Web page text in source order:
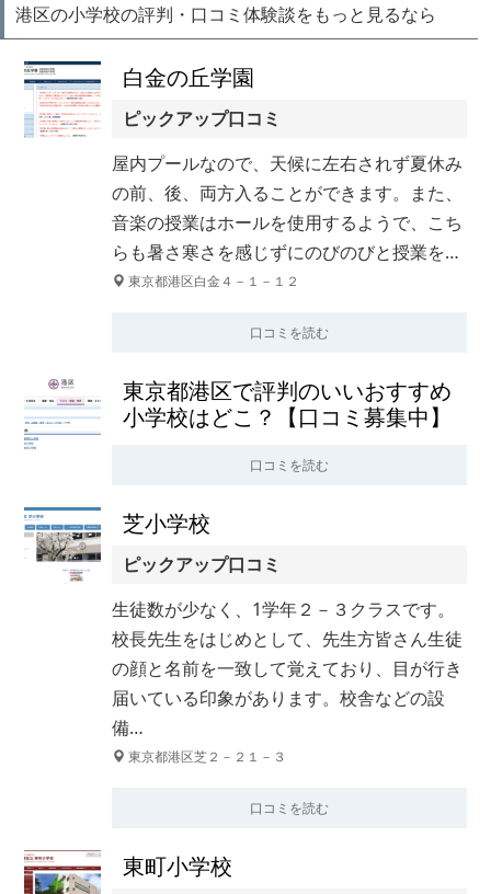
港区の小学校の評判・口コミ体験談をもっと見るなら
白金の丘学園
ピックアップ口コミ
屋内プールなので、天候に左右されず夏休み
の前、後、両方入ることができます。また、
音楽の授業はホールを使用するようで、こち
らも暑さ寒さを感じずにのびのびと授業を…
東京都港区白金４－１－１２
口コミを読む
東京都港区で評判のいいおすすめ
小学校はどこ？【口コミ募集中】
口コミを読む
芝小学校
ピックアップ口コミ
生徒数が少なく、1学年２－３クラスです。
校長先生をはじめとして、先生方皆さん生徒
の顔と名前を一致して覚えており、目が行き
届いている印象があります。校舎などの設
備…
東京都港区芝２－２１－３
口コミを読む
東町小学校